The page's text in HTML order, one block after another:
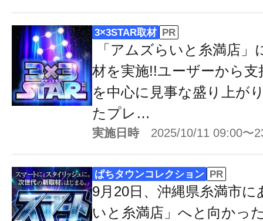
3×3STAR取材 PR
「アムズらいと糸満店」
材を実施!!ユーザーから
を中心に見事な盛り上が
たプレ…
実施日時 2025/10/11 09:00〜
ぱちタウンコレクション PR
9月20日、沖縄県糸満市
いと糸満店」へと向かっ